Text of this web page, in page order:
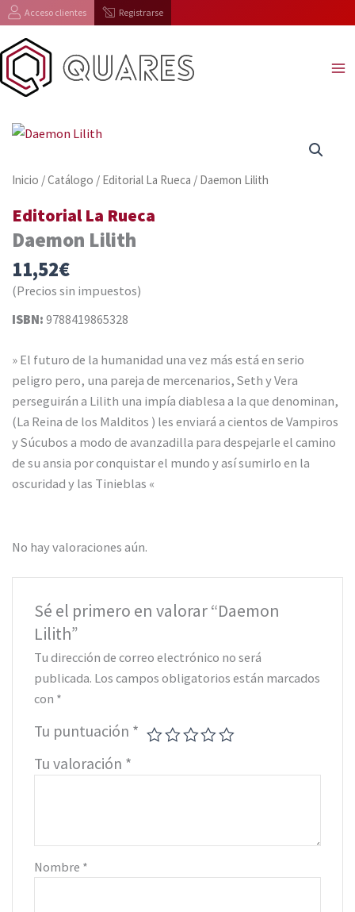
al
contenido
Acceso clientes Registrarse
Inicio /Catálogo / Editorial La Rueca / Daemon Lilith
Editorial La Rueca
Daemon Lilith
11,52€
(Precios sin impuestos)
ISBN: 9788419865328
» El futuro de la humanidad una vez más está en serio
peligro pero, una pareja de mercenarios, Seth y Vera
perseguirán a Lilith una impía diablesa a la que denominan,
(La Reina de los Malditos ) les enviará a cientos de Vampiros
y Súcubos a modo de avanzadilla para despejarle el camino
de su ansia por conquistar el mundo y así sumirlo en la
oscuridad y las Tinieblas «
No hay valoraciones aún.
Sé el primero en valorar “Daemon
Lilith”
Tu dirección de correo electrónico no será
publicada. Los campos obligatorios están marcados
con *
Tu puntuación *
Tu valoración *
Nombre *